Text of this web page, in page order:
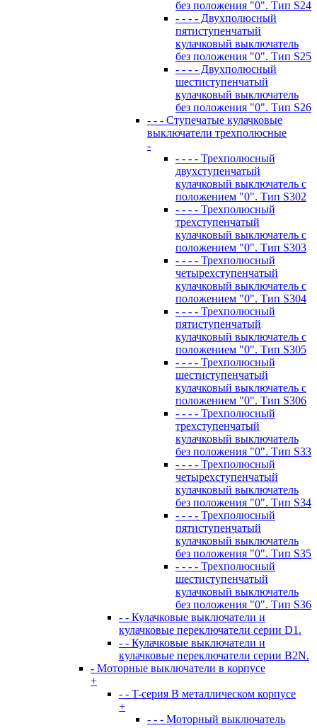
без положения "0". Тип S24
- - - - Двухполюсный
пятиступенчатый
кулачковый выключатель
без положения "0". Тип S25
- - - - Двухполюсный
шестиступенчатый
кулачковый выключатель
без положения "0". Тип S26
- - - Ступечатые кулачковые
выключатели трехполюсные
-
- - - - Трехполюсный
двухступенчатый
кулачковый выключатель с
положением "0". Тип S302
- - - - Трехполюсный
трехступенчатый
кулачковый выключатель с
положением "0". Тип S303
- - - - Трехполюсный
четырехступенчатый
кулачковый выключатель с
положением "0". Тип S304
- - - - Трехполюсный
пятиступенчатый
кулачковый выключатель с
положением "0". Тип S305
- - - - Трехполюсный
шестиступенчатый
кулачковый выключатель с
положением "0". Тип S306
- - - - Трехполюсный
трехступенчатый
кулачковый выключатель
без положения "0". Тип S33
- - - - Трехполюсный
четырехступенчатый
кулачковый выключатель
без положения "0". Тип S34
- - - - Трехполюсный
пятиступенчатый
кулачковый выключатель
без положения "0". Тип S35
- - - - Трехполюсный
шестиступенчатый
кулачковый выключатель
без положения "0". Тип S36
- - Кулачковые выключатели и
кулачковые переключатели серии D1.
- - Кулачковые выключатели и
кулачковые переключатели серии B2N.
- Моторные выключатели в корпусе
+
- - T-серия В металлическом корпусе
+
- - - Моторный выключатель